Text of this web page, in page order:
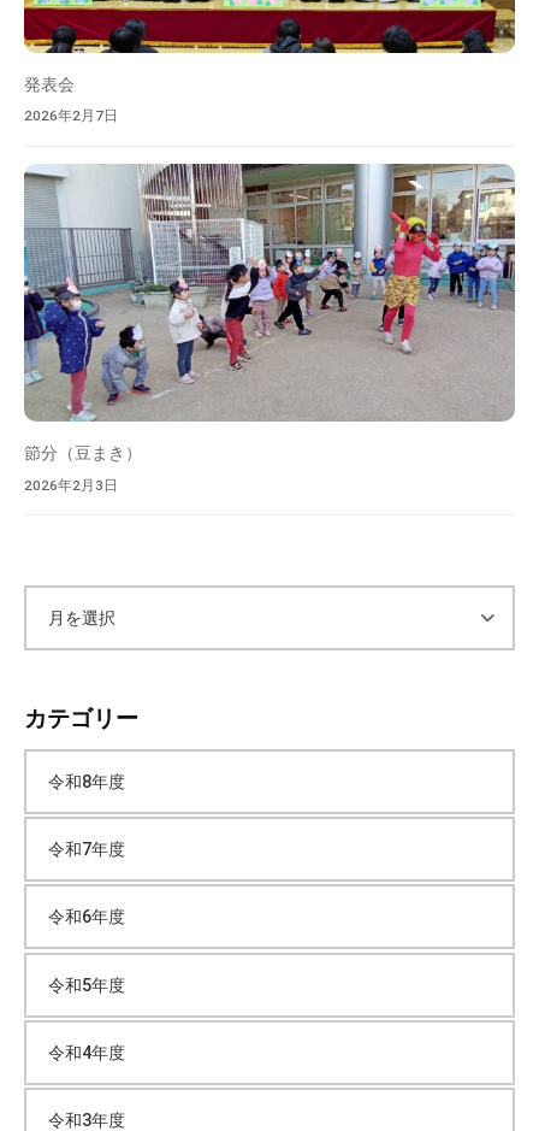
発表会
2026年2月7日
節分（豆まき）
2026年2月3日
カ
イ
ブ
カテゴリー
令和8年度
令和7年度
令和6年度
令和5年度
令和4年度
令和3年度